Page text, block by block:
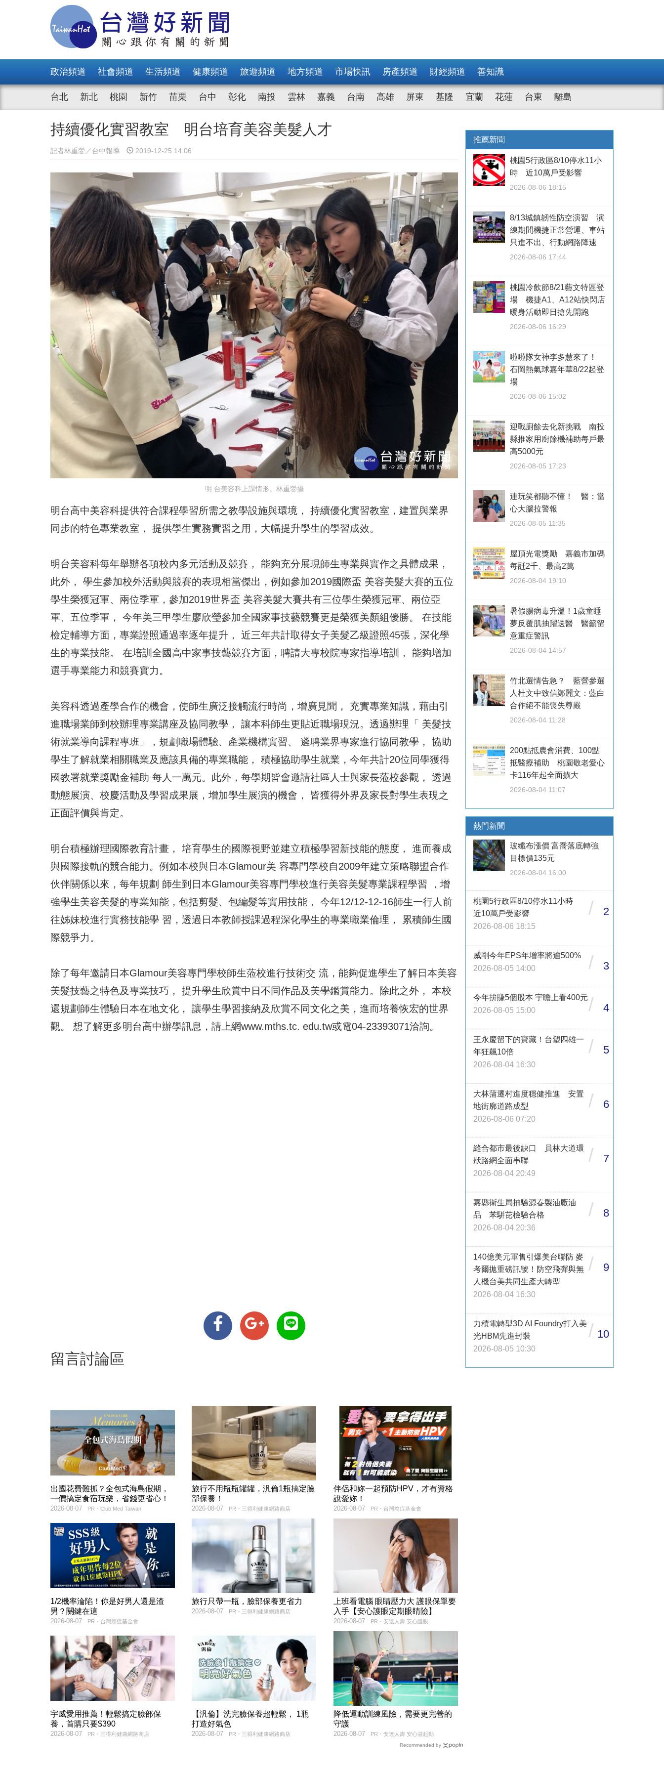
政治頻道 社會頻道 生活頻道 健康頻道 旅遊頻道 地方頻道 市場快訊 房產頻道 財經頻道 善知識
台北 新北 桃園 新竹 苗栗 台中 彰化 南投 雲林 嘉義 台南 高雄 屏東 基隆 宜蘭 花蓮 台東 離島
持續優化實習教室 明台培育美容美髮人才
記者林重鎣／台中報導 2019-12-25 14:06
明 台美容科上課情形。林重鎣攝
明台高中美容科提供符合課程學習所需之教學設施與環境， 持續優化實習教室，建置與業界
同步的特色專業教室， 提供學生實務實習之用，大幅提升學生的學習成效。
明台美容科每年舉辦各項校內多元活動及競賽， 能夠充分展現師生專業與實作之具體成果，
此外， 學生參加校外活動與競賽的表現相當傑出，例如參加2019國際盃 美容美髮大賽的五位
學生榮獲冠軍、兩位季軍，參加2019世界盃 美容美髮大賽共有三位學生榮獲冠軍、兩位亞
軍、五位季軍， 今年美三甲學生廖欣瑩參加全國家事技藝競賽更是榮獲美顏組優勝。 在技能
檢定輔導方面，專業證照通過率逐年提升， 近三年共計取得女子美髮乙級證照45張，深化學
生的專業技能。 在培訓全國高中家事技藝競賽方面，聘請大專校院專家指導培訓， 能夠增加
選手專業能力和競賽實力。
美容科透過產學合作的機會，使師生廣泛接觸流行時尚，增廣見聞， 充實專業知識，藉由引
進職場業師到校辦理專業講座及協同教學， 讓本科師生更貼近職場現況。透過辦理「 美髮技
術就業導向課程專班」，規劃職場體驗、產業機構實習、 遴聘業界專家進行協同教學， 協助
學生了解就業相關職業及應該具備的專業職能， 積極協助學生就業，今年共計20位同學獲得
國教署就業獎勵金補助 每人一萬元。此外，每學期皆會邀請社區人士與家長蒞校參觀， 透過
動態展演、校慶活動及學習成果展，增加學生展演的機會， 皆獲得外界及家長對學生表現之
正面評價與肯定。
明台積極辦理國際教育計畫， 培育學生的國際視野並建立積極學習新技能的態度， 進而養成
與國際接軌的競合能力。例如本校與日本Glamour美 容專門學校自2009年建立策略聯盟合作
伙伴關係以來，每年規劃 師生到日本Glamour美容專門學校進行美容美髮專業課程學習 ，增
強學生美容美髮的專業知能，包括剪髮、包編髮等實用技能， 今年12/12-12-16師生一行人前
往姊妹校進行實務技能學 習，透過日本教師授課過程深化學生的專業職業倫理， 累積師生國
際競爭力。
除了每年邀請日本Glamour美容專門學校師生蒞校進行技術交 流，能夠促進學生了解日本美容
美髮技藝之特色及專業技巧， 提升學生欣賞中日不同作品及美學鑑賞能力。除此之外， 本校
還規劃師生體驗日本在地文化， 讓學生學習接納及欣賞不同文化之美，進而培養恢宏的世界
觀。 想了解更多明台高中辦學訊息，請上網www.mths.tc. edu.tw或電04-23393071洽詢。
留言討論區
出國花費難抓？全包式海島假期，
一價搞定食宿玩樂，省錢更省心！
PR・Club Med Taiwan
2026-08-07
旅行不用瓶瓶罐罐，汎倫1瓶搞定臉
部保養！
PR・三得利健康網路商店
2026-08-07
伴侶和妳一起預防HPV，才有資格
說愛妳！
PR・台灣癌症基金會
2026-08-07
1/2機率淪陷！你是好男人還是渣
男？關鍵在這
PR・台灣癌症基金會
2026-08-07
旅行只帶一瓶，臉部保養更省力
PR・三得利健康網路商店
2026-08-07
上班看電腦 眼睛壓力大 護眼保單要
入手【安心護眼定期眼睛險】
PR・安達人壽 安心護眼
2026-08-07
宇威愛用推薦！輕鬆搞定臉部保
養，首購只要$390
PR・三得利健康網路商店
2026-08-07
【汎倫】洗完臉保養超輕鬆， 1瓶
打造好氣色
PR・三得利健康網路商店
2026-08-07
降低運動訓練風險，需要更完善的
守護
PR・安達人壽 安心溢起動
2026-08-07
Recommended by
推薦新聞
桃園5行政區8/10停水11小
時 近10萬戶受影響
2026-08-06 18:15
8/13城鎮韌性防空演習 演
練期間機捷正常營運、車站
只進不出、行動網路降速
2026-08-06 17:44
桃園冷飲節8/21藝文特區登
場 機捷A1、A12站快閃店
暖身活動即日搶先開跑
2026-08-06 16:29
啦啦隊女神李多慧來了！
石岡熱氣球嘉年華8/22起登
場
2026-08-06 15:02
迎戰廚餘去化新挑戰 南投
縣推家用廚餘機補助每戶最
高5000元
2026-08-05 17:23
連玩笑都聽不懂！ 醫：當
心大腦拉警報
2026-08-05 11:35
屋頂光電獎勵 嘉義市加碼
每瓩2千、最高2萬
2026-08-04 19:10
暑假腸病毒升溫！1歲童睡
夢反覆肌抽躍送醫 醫籲留
意重症警訊
2026-08-04 14:57
竹北選情告急？ 藍營參選
人杜文中致信鄭麗文：藍白
合作絕不能喪失尊嚴
2026-08-04 11:28
200點抵農會消費、100點
抵醫療補助 桃園敬老愛心
卡116年起全面擴大
2026-08-04 11:07
熱門新聞
玻纖布漲價 富喬落底轉強
目標價135元
2026-08-04 16:00
桃園5行政區8/10停水11小時
近10萬戶受影響
2026-08-06 18:15
/ 2
威剛今年EPS年增率將逾500%
2026-08-05 14:00
/ 3
今年拚賺5個股本 宇瞻上看400元
2026-08-05 15:00
/ 4
王永慶留下的寶藏！台塑四雄一
年狂飆10倍
2026-08-04 16:30
/ 5
大林蒲遷村進度穩健推進 安置
地街廓道路成型
2026-08-06 07:20
/ 6
縫合都市最後缺口 員林大道環
狀路網全面串聯
2026-08-04 20:49
/ 7
嘉縣衛生局抽驗源春製油廠油
品 苯駢芘檢驗合格
2026-08-04 20:36
/ 8
140億美元軍售引爆美台聯防 麥
考爾拋重磅訊號！防空飛彈與無
人機台美共同生產大轉型
2026-08-04 16:30
/ 9
力積電轉型3D AI Foundry打入美
光HBM先進封裝
2026-08-05 10:30
/ 10